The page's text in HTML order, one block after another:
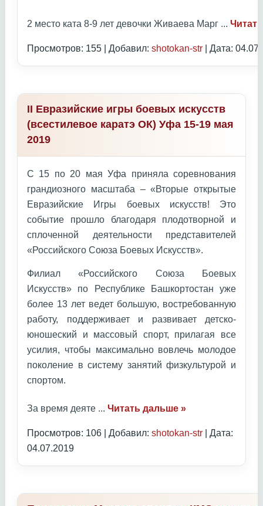
2 место ката 8-9 лет девочки Живаева Марг ...
Просмотров: 155 | Добавил: shotokan-str | Дата:
II Евразийские игры боевых искусств
(всестилевое каратэ ОК) Уфа 15-19 мая
2019
С 15 по 20 мая Уфа приняла соревнования
грандиозного масштаба – «Вторые открытые
Евразийские Игры боевых искусств! Это
событие прошло благодаря плодотворной и
сплоченной деятельности представителей
«Российского Союза Боевых Искусств».
Филиал «Российского Союза Боевых
Искусств» по Республике Башкортостан уже
более 13 лет ведет большую, востребованную
работу, поддерживает и развивает детско-
юношеский и массовый спорт, прилагая все
усилия, чтобы максимально вовлечь молодое
поколение в систему занятий физкультурой и
спортом.
За время деяте ... Читать дальше »
Просмотров: 106 | Добавил: shotokan-str | Дата:
04.07.2019